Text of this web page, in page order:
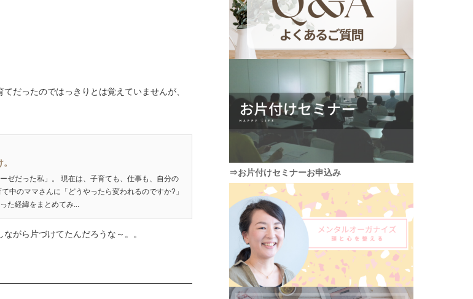
だったのではっきりとは覚えていませんが、
ゼだった私」。 現在は、子育ても、仕事も、自分の
中のママさんに「どうやったら変われるのですか?」
た経緯をまとめてみ...
がら片づけてたんだろうな～。。
⇒お片付けセミナーお申込み